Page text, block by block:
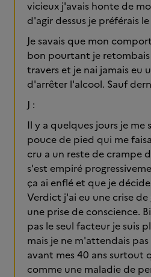
vicieux j'avais honte de
d'agir dessus je préférais
Je savais que mon
bon pourtant je
travers et je nai jamais eu
d'arrêter l'alcool. Sauf
J :
Il y a quelques jours je me
pouce de pied qui me
cru a un reste de crampe
s'est empiré
ça ai enflé et que je
Verdict j'ai eu une crise
une prise de conscience.
pas le seul facteur je suis
mais je ne m'attendais
avant mes 40 ans surtout
comme une maladie de